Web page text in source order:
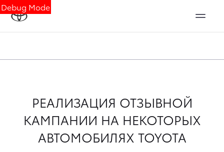
Debug Mode
РЕАЛИЗАЦИЯ ОТЗЫВНОЙ
КАМПАНИИ НА НЕКОТОРЫХ
АВТОМОБИЛЯХ TOYOTA